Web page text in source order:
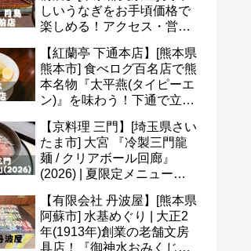
しいうなぎをお手頃価格で
楽しめる！アクセス・営業
予約など(^^)
【紅蘭亭 下通本店】[熊本県
熊本市] 食べログ百名店で熊
本名物『太平燕(タイピーエ
ン)』を味わう！下通で立ち
【京料理 三門】[埼玉県さい
たま市] 大宮 『冷製三門龍
麺 / クリアボール回廊』
(2026) | 夏限定メニュー＆
【有限会社 丹波屋】[熊本県
阿蘇市] 水基めぐり | 大正2
年(1913年)創業の老舗文房
具店！『御神水おみくじ』